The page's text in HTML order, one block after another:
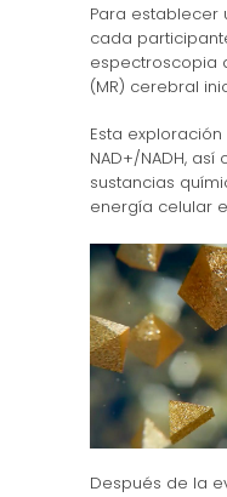
Para establecer
cada
espectroscopia
(MR) cerebral
Esta
NAD+/NADH,
sustancias
energía celular
Después de la